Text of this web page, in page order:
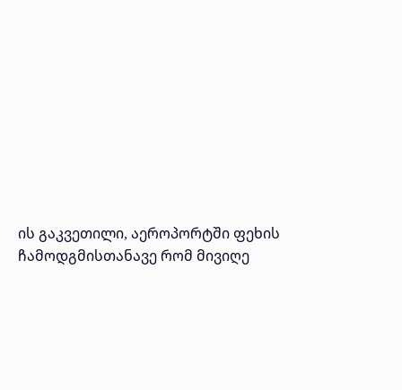
ის გაკვეთილი, აეროპორტში ფეხის
ჩამოდგმისთანავე რომ მივიღე